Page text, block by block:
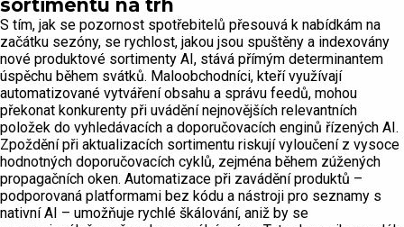
sortimentu na trh
S tím, jak se pozornost spotřebitelů přesouvá k nabídkám na
začátku sezóny, se rychlost, jakou jsou spuštěny a indexovány
nové produktové sortimenty AI, stává přímým determinantem
úspěchu během svátků. Maloobchodníci, kteří využívají
automatizované vytváření obsahu a správu feedů, mohou
překonat konkurenty při uvádění nejnovějších relevantních
položek do vyhledávacích a doporučovacích enginů řízených AI.
Zpoždění při aktualizacích sortimentu riskují vyloučení z vysoce
hodnotných doporučovacích cyklů, zejména během zúžených
propagačních oken. Automatizace při zavádění produktů –
podporovaná platformami bez kódu a nástroji pro seznamy s
nativní AI – umožňuje rychlé škálování, aniž by se